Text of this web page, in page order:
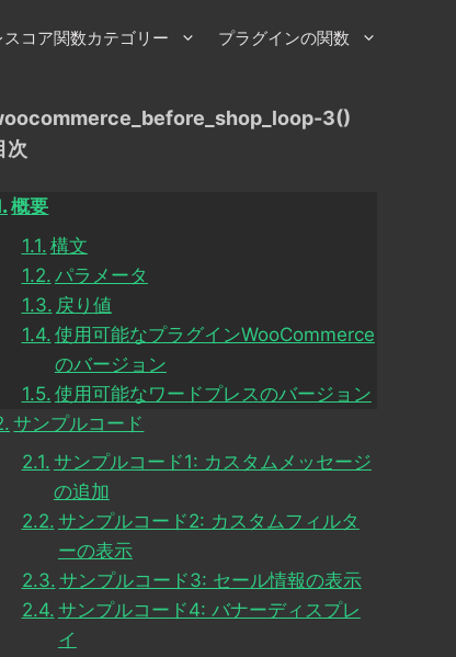
スコア関数カテゴリー プラグインの関数
3()
次
概要
構文
パラメータ
戻り値
使用可能なプラグインWooCommerce
のバージョン
使用可能なワードプレスのバージョン
サンプルコード
サンプルコード1: カスタムメッセージ
の追加
サンプルコード2: カスタムフィルタ
ーの表示
サンプルコード3: セール情報の表示
サンプルコード4: バナーディスプレ
イ